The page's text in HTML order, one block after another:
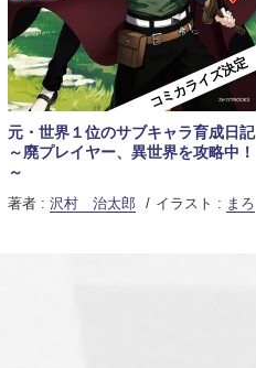
コミカライズ決定
元・世界１位のサブキャラ育成日記
～廃プレイヤー、異世界を攻略中！
～
著者 : 沢村 治太郎 イラスト : まろ